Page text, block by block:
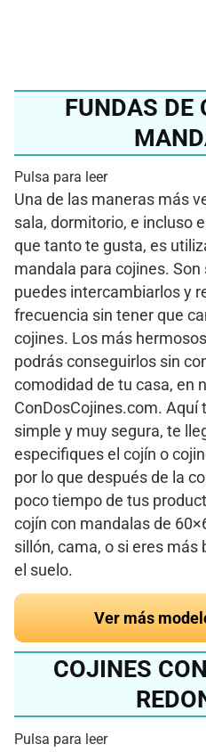
FUNDAS DE
Pulsa para leer
Una de las maneras más
sala, dormitorio, e incluso
que tanto te gusta, es
mandala para cojines.
puedes intercambiarlos y
frecuencia sin tener que
cojines. Los más
podrás conseguirlos sin
comodidad de tu casa, en
ConDosCojines.com. Aquí
simple y muy segura, te
especifiques el cojín o
por lo que después de la
poco tiempo de tus
cojín con mandalas de
sillón, cama, o si eres más
el suelo.
Ver más
COJINES
Pulsa para leer